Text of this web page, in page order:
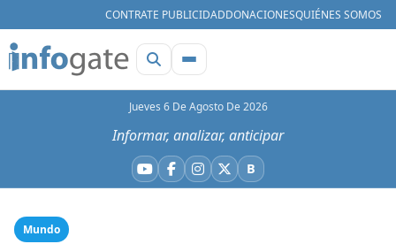
CONTRATE PUBLICIDADDONACIONESQUIÉNES SOMOS
Jueves 6 De Agosto De 2026
Informar, analizar, anticipar
YouTube
Facebook
Instagram
X BBluesky
Mundo